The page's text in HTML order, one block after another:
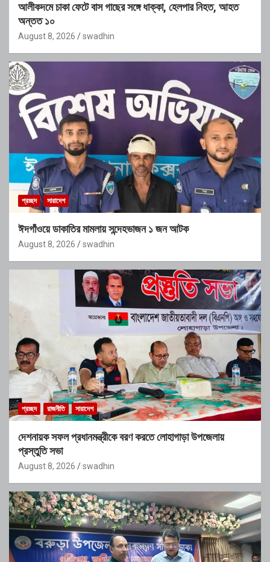
আলীকদমে চাকা ফেটে বাস গাছের সঙ্গে ধাক্কা, হেলপার নিহত, আহত
অন্তত ১০
August 8, 2026 swadhin
প্রচ্ছদ সারাদেশ
ঈদগাঁওয়ে ডাকাতির মামলায় সন্দেহভাজন ১ জন আটক
August 8, 2026 swadhin
প্রচ্ছদ রাজনীতি সারাদেশ
দেশনায়ক সফল প্রধানমন্ত্রীকে বরণ করতে লোহাগাড়া উপজেলায়
প্রস্তুতি সভা
August 8, 2026 swadhin